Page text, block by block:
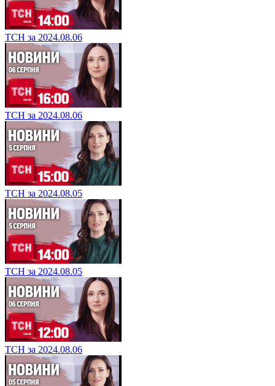
ТСН за 2024.08.06
ТСН за 2024.08.06
ТСН за 2024.08.05
ТСН за 2024.08.05
ТСН за 2024.08.06